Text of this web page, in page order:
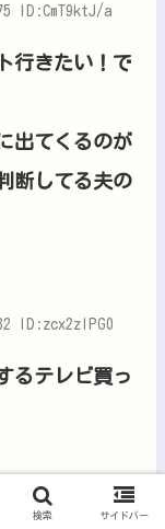
ID:CmT9ktJ/a
行きたい！で
出てくるのが
断してる夫の
ID:zcx2zIPG0
るテレビ買っ
ID:tdkwuhd/0
検索 サイドバー